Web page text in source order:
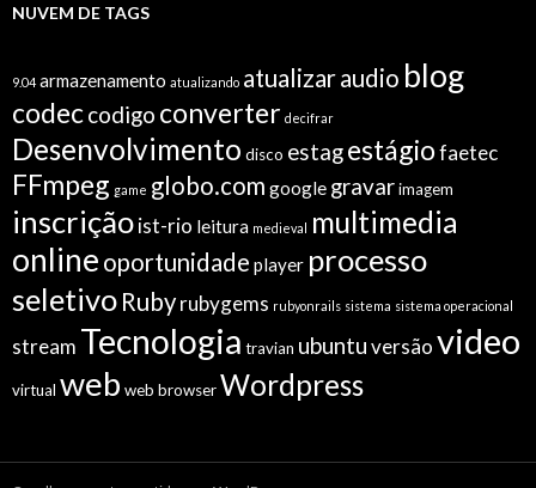
NUVEM DE TAGS
9.04 armazenamento atualizando atualizaraudio blog
codeccodigo converter decifrar
Desenvolvimento disco estagestágiofaetec
FFmpeg game globo.com google gravarimagem
inscriçãoist-rio leitura medieval multimedia
online oportunidade player processo
seletivo Rubyrubygems rubyonrails sistema sistema operacional
stream Tecnologia travian ubuntuversãovideo
virtual web web browserWordpress